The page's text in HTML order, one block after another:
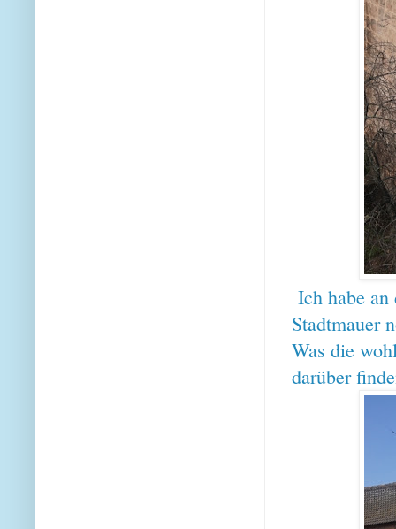
Ich habe an
Stadtmauer
Was die
darüber